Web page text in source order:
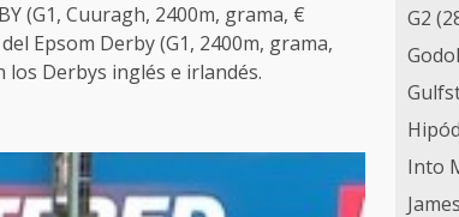
(G1, Cuuragh, 2400m, grama, €
Epsom Derby (G1, 2400m, grama,
Derbys inglés e irlandés.
G2
Into